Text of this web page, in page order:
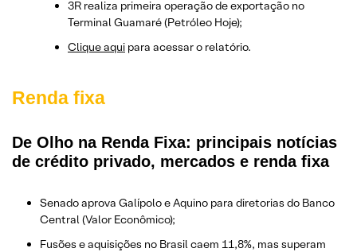
3R realiza primeira operação de exportação no
Terminal Guamaré (Petróleo Hoje);
Clique aqui para acessar o relatório.
Renda fixa
De Olho na Renda Fixa: principais notícias
de crédito privado, mercados e renda fixa
Senado aprova Galípolo e Aquino para diretorias do Banco
Central (Valor Econômico);
Fusões e aquisições no Brasil caem 11,8%, mas superam